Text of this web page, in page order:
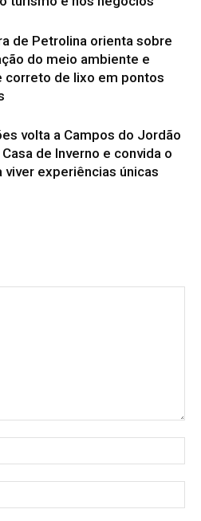
de Petrolina orienta sobre
do meio ambiente e
correto de lixo em pontos
volta a Campos do Jordão
de Inverno e convida o
viver experiências únicas